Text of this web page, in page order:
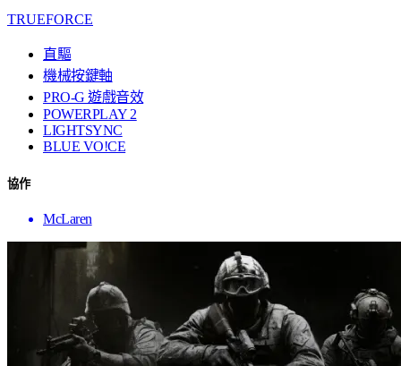
TRUEFORCE
直驅
機械按鍵軸
PRO-G 遊戲音效
POWERPLAY 2
LIGHTSYNC
BLUE VO!CE
協作
McLaren